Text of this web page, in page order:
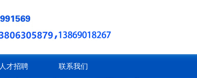
人才招聘 联系我们